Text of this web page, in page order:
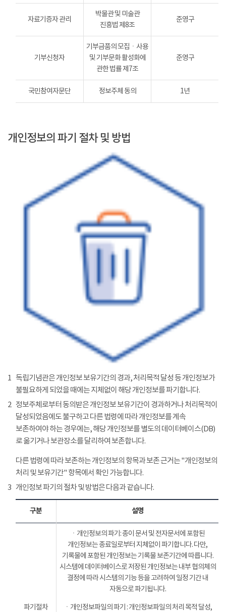
자료기증자 관리
박물관 및 미술관
진흥법 제8조
준영구
기부신청자
기부금품의 모집ㆍ사용
및 기부문화 활성화에
관한 법률 제7조
준영구
국민참여자문단 정보주체 동의 1년
개인정보의 파기 절차 및 방법
1 독립기념관은 개인정보 보유기간의 경과, 처리목적 달성 등 개인정보가
불필요하게 되었을 때에는 지체없이 해당 개인정보를 파기합니다.
2 정보주체로부터 동의받은 개인정보 보유기간이 경과하거나 처리목적이
달성되었음에도 불구하고 다른 법령에 따라 개인정보를 계속
보존하여야 하는 경우에는, 해당 개인정보를 별도의 데이터베이스(DB)
로 옮기거나 보관장소를 달리하여 보존합니다.
다른 법령에 따라 보존하는 개인정보의 항목과 보존 근거는 "개인정보의
처리 및 보유기간" 항목에서 확인 가능합니다.
3 개인정보 파기의 절차 및 방법은 다음과 같습니다.
구분 설명
파기절차
ㆍ개인정보의 파기: 종이 문서 및 전자문서에 포함된
개인정보는 종료일로부터 지체없이 파기합니다. 다만,
기록물에 포함된 개인정보는 기록물 보존기간에 따릅니다.
시스템에 데이터베이스로 저장된 개인정보는 내부 협의체의
결정에 따라 시스템의 기능 등을 고려하여 일정 기간 내
자동으로 파기됩니다.
ㆍ개인정보파일의 파기 : 개인정보파일의 처리 목적 달성,